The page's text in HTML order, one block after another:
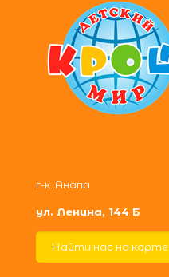
г-к. Анапа
ул. Ленина, 144 Б
Найти нас на карте